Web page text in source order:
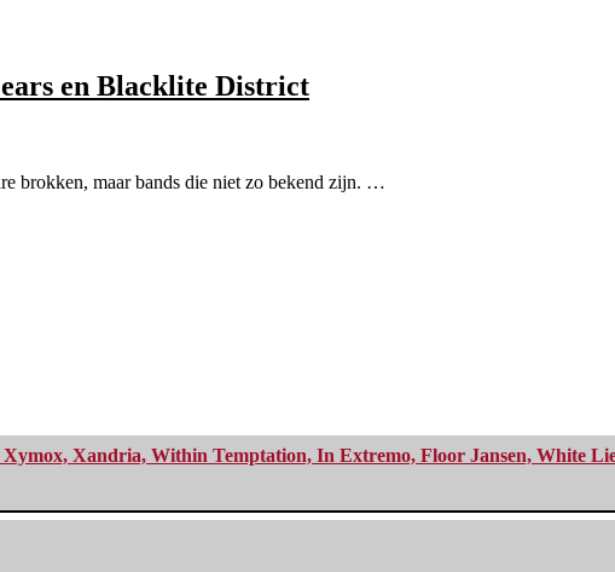
en Blacklite District
brokken, maar bands die niet zo bekend zijn. …
Xandria, Within Temptation, In Extremo, Floor Jansen, White